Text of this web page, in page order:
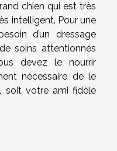
chien qui est très
intelligent. Pour une
d’un dressage
soins attentionnés
devez le nourrir
nécessaire de le
soit votre ami fidèle